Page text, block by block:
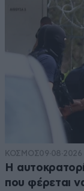
ΚΟΣΜΟΣ
Η
που φέρεται